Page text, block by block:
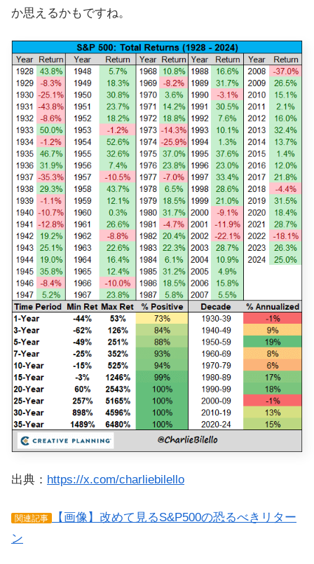
か思えるかもですね。
出典： https://x.com/charliebilello
関連記事
【画像】改めて見るS&P500の恐るべきリター
ン